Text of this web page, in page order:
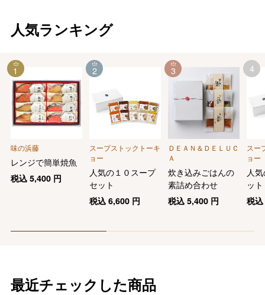
人気ランキング
味の浜藤
レンジで簡単焼魚
税込 5,400円
1
スープストックトーキ
ョー
人気の１０スープ
セット
税込6,600 円
2
ＤＥＡＮ＆ＤＥＬＵＣ
Ａ
炊き込みごはんの
素詰め合わせ
税込5,400 円
3
スー
ョー
人
ット
税
4
最近チェックした商品